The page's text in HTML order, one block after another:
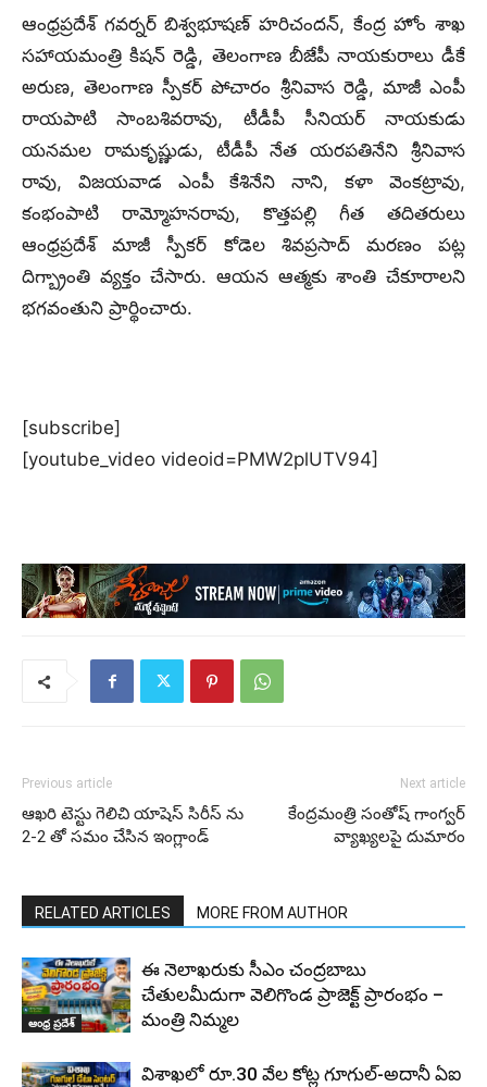
ఆంధ్రప్రదేశ్ గవర్నర్ బిశ్వభూషణ్ హరిచందన్, కేంద్ర హోం శాఖ
సహాయమంత్రి కిషన్ రెడ్డి, తెలంగాణ బీజేపీ నాయకురాలు డీకే
అరుణ, తెలంగాణ స్పీకర్ పోచారం శ్రీనివాస రెడ్డి, మాజీ ఎంపీ
రాయపాటి సాంబశివరావు, టీడీపీ సీనియర్ నాయకుడు
యనమల రామకృష్ణుడు, టీడీపీ నేత యరపతినేని శ్రీనివాస
రావు, విజయవాడ ఎంపీ కేశినేని నాని, కళా వెంకట్రావు,
కంభంపాటి రామ్మోహనరావు, కొత్తపల్లి గీత తదితరులు
ఆంధ్రప్రదేశ్ మాజీ స్పీకర్ కోడెల శివప్రసాద్ మరణం పట్ల
దిగ్బ్రాంతి వ్యక్తం చేసారు. ఆయన ఆత్మకు శాంతి చేకూరాలని
భగవంతుని ప్రార్థించారు.
[subscribe]
[youtube_video videoid=PMW2plUTV94]
Previous article
ఆఖరి టెస్టు గెలిచి యాషెస్ సిరీస్ ను
2-2 తో సమం చేసిన ఇంగ్లాండ్
Next article
కేంద్రమంత్రి సంతోష్ గాంగ్వర్
వ్యాఖ్యలపై దుమారం
RELATED ARTICLES MORE FROM AUTHOR
ఆంధ్ర ప్రదేశ్
ఈ నెలాఖరుకు సీఎం చంద్రబాబు
చేతులమీదుగా వెలిగొండ ప్రాజెక్ట్‌ ప్రారంభం –
మంత్రి నిమ్మల
విశాఖలో రూ.30 వేల కోట్ల గూగుల్-అదానీ ఏఐ